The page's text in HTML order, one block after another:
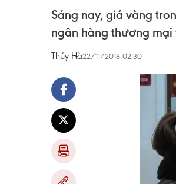
Sáng nay, giá vàng
ngân hàng thương
Thúy Hà22/11/2018 02:30